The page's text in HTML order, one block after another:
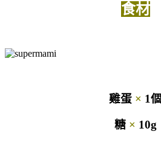
食材
雞蛋 × 1個
糖 × 10g